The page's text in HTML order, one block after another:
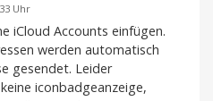
Uhr
iCloud Accounts einfügen.
werden automatisch
gesendet. Leider
iconbadgeanzeige,